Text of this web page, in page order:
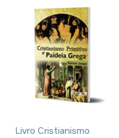
Livro Cristianismo